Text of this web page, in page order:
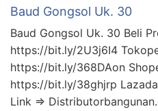
Baud Gongsol Uk. 30
Baud Gongsol Uk. 30 Beli
https://bit.ly/2U3j6I4
https://bit.ly/368DAon
https://bit.ly/38ghjrp
Link =>